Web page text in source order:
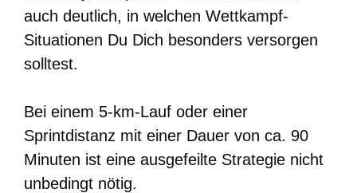
auch deutlich, in welchen Wettkampf-
Situationen Du Dich besonders versorgen
solltest.
Bei einem 5-km-Lauf oder einer
Sprintdistanz mit einer Dauer von ca. 90
Minuten ist eine ausgefeilte Strategie nicht
unbedingt nötig.